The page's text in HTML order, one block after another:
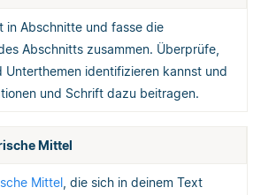
in Abschnitte und fasse die
Abschnitts zusammen. Überprüfe,
Unterthemen identifizieren kannst und
und Schrift dazu beitragen.
Mittel
Mittel , die sich in deinem Text